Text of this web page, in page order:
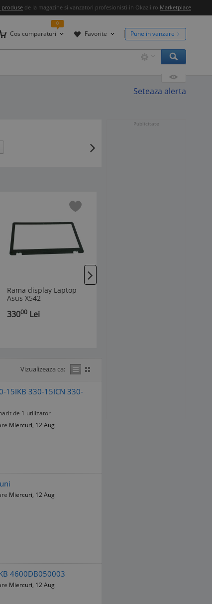
produse de la magazine si vanzatori profesionisti in Okazii.ro Marketplace
Cos cumparaturi
0
Favorite Pune in vanzare
Seteaza alerta
Rama display Laptop
Asus X542
33000 Lei
Vizualizeaza ca:
15IKB 330-15ICN 330-
de 1 utilizator
Miercuri, 12 Aug
Miercuri, 12 Aug
4600DB050003
Miercuri, 12 Aug
Publicitate